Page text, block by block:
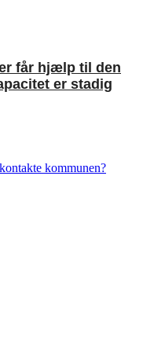
får hjælp til den
er stadig